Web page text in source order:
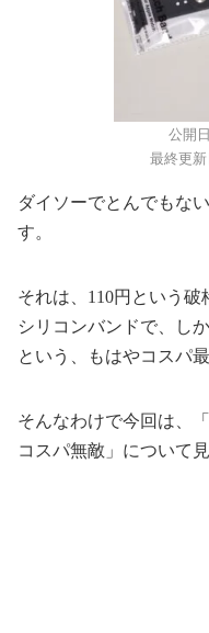
公開
最終更新
ダイソーでとんでもな
す。
それは、110円という破
シリコンバンドで、し
という、もはやコスパ
そんなわけで今回は、
コスパ無敵」について